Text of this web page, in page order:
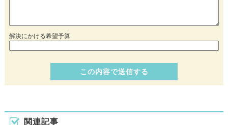
解決にかける希望予算
関連記事